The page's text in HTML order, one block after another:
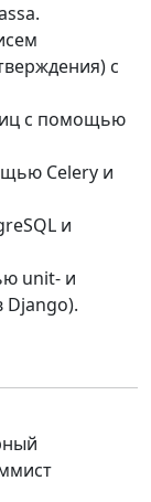
с
с помощью
Celery и
и
unit- и
Django).